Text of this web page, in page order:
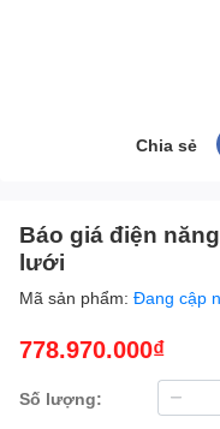
Chia sẻ
Báo giá điện
lưới
Mã sản phẩm: Đang cập
778.970.000₫
Số lượng: